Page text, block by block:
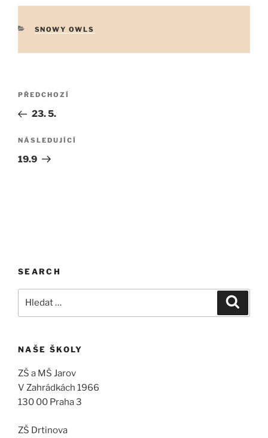
RUBRIKY
SNOWY OWLS
Navigace
příspěvek
Předchozí
příspěvek
PŘEDCHOZÍ
23. 5.
Následující
příspěvek
NÁSLEDUJÍCÍ
19.9
SEARCH
NAŠE ŠKOLY
ZŠ a MŠ Jarov
V Zahrádkách 1966
130 00 Praha 3
ZŠ Drtinova